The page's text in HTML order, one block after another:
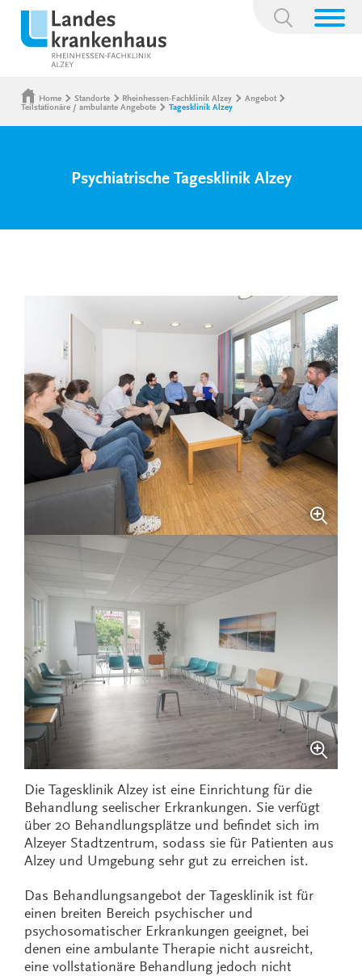
Suchbegriff:
Home Standorte Rheinhessen-Fachklinik Alzey
Angebot
Teilstationäre / ambulante Angebote
Tagesklinik Alzey
Psychiatrische Tagesklinik Alzey
Die Tagesklinik Alzey ist eine Einrichtung für die
Behandlung seelischer Erkrankungen. Sie verfügt
über 20 Behandlungsplätze und befindet sich im
Alzeyer Stadtzentrum, sodass sie für Patienten aus
Alzey und Umgebung sehr gut zu erreichen ist.
Das Behandlungsangebot der Tagesklinik ist für
einen breiten Bereich psychischer und
psychosomatischer Erkrankungen geeignet, bei
denen eine ambulante Therapie nicht ausreicht,
eine vollstationäre Behandlung jedoch nicht